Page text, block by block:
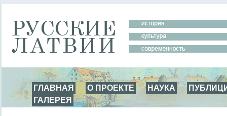
ГЛАВНАЯ О ПРОЕКТЕ НАУКА
ГАЛЕРЕЯ